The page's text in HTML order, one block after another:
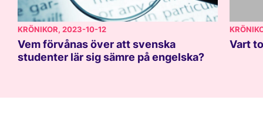
KRÖNIKOR, 2023-10-12
Vem förvånas över att svenska
studenter lär sig sämre på engelska?
Vart